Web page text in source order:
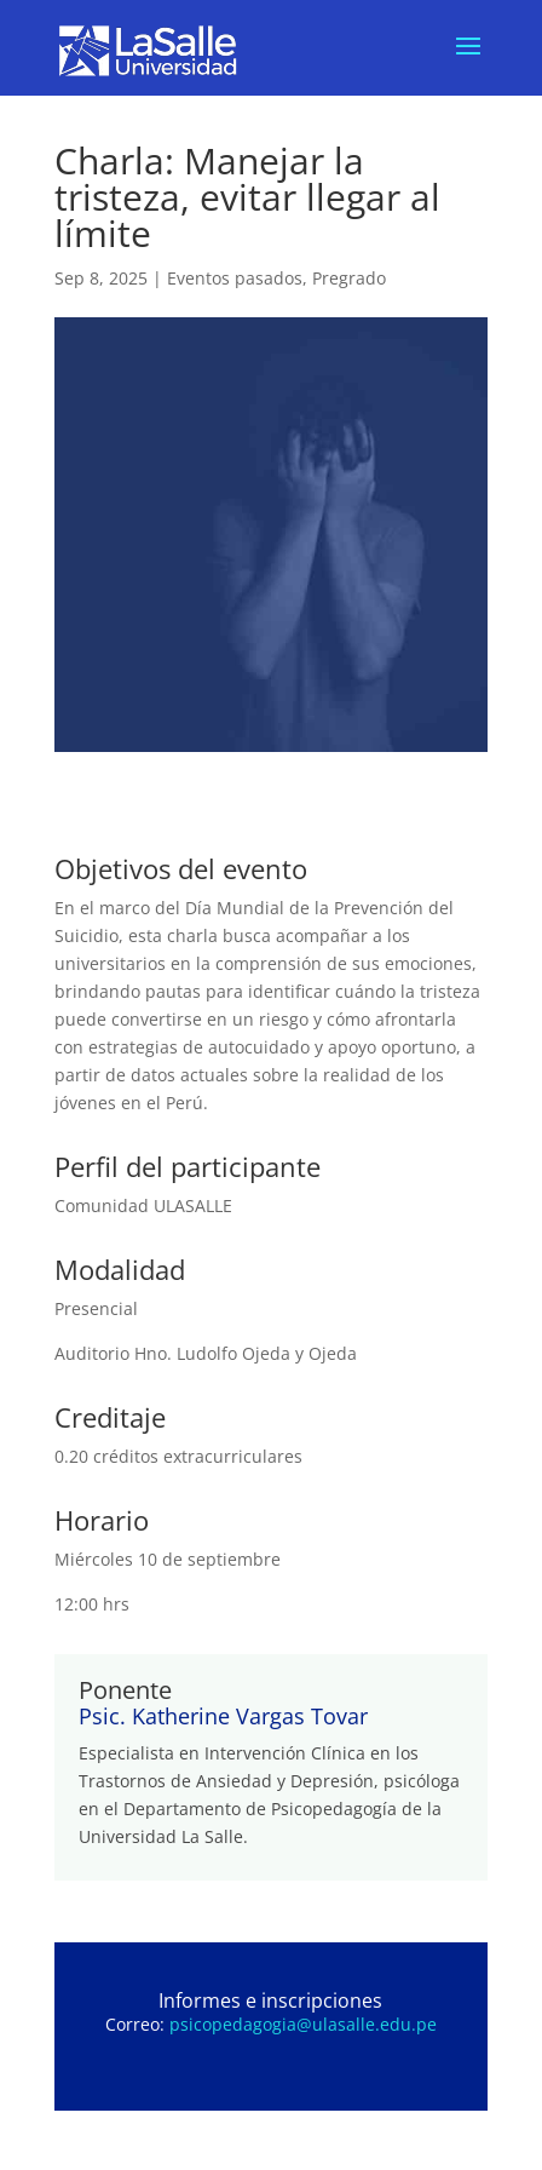
Charla: Manejar la
tristeza, evitar llegar al
límite
Sep 8, 2025| Eventos pasados, Pregrado
Objetivos del evento
En el marco del Día Mundial de la Prevención del
Suicidio, esta charla busca acompañar a los
universitarios en la comprensión de sus emociones,
brindando pautas para identificar cuándo la tristeza
puede convertirse en un riesgo y cómo afrontarla
con estrategias de autocuidado y apoyo oportuno, a
partir de datos actuales sobre la realidad de los
jóvenes en el Perú.
Perfil del participante
Comunidad ULASALLE
Modalidad
Presencial
Auditorio Hno. Ludolfo Ojeda y Ojeda
Creditaje
0.20 créditos extracurriculares
Horario
Miércoles 10 de septiembre
12:00 hrs
Ponente
Psic. Katherine Vargas Tovar
Especialista en Intervención Clínica en los
Trastornos de Ansiedad y Depresión, psicóloga
en el Departamento de Psicopedagogía de la
Universidad La Salle.
Informes e inscripciones
Correo: psicopedagogia@ulasalle.edu.pe